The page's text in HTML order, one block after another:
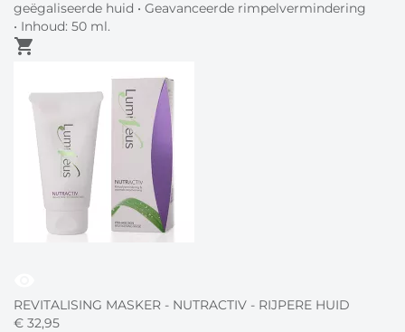
geëgaliseerde huid • Geavanceerde rimpelvermindering
• Inhoud: 50 ml.
shopping_cart
REVITALISING MASKER - NUTRACTIV - RIJPERE HUID
€ 32,95